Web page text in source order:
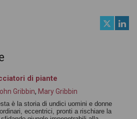
di piante
Gribbin, Mary Gribbin
è la storia di undici uomini e donne
eccentrici, pronti a rischiare la